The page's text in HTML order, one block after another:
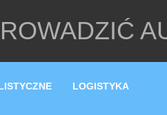
LOGISTYKA